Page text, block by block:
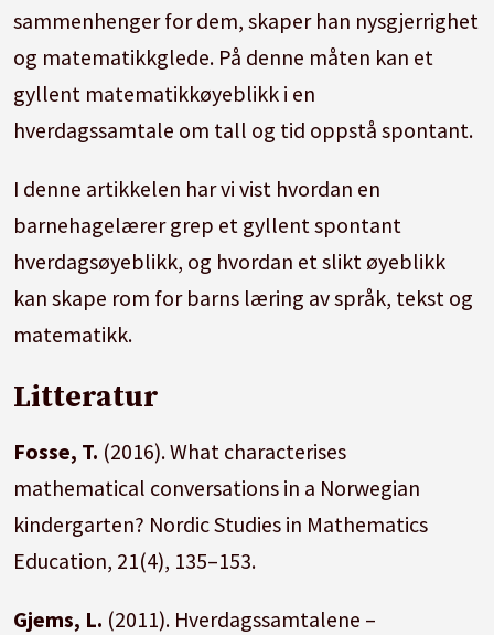
sammenhenger for dem, skaper han nysgjerrighet
og matematikkglede. På denne måten kan et
gyllent matematikkøyeblikk i en
hverdagssamtale om tall og tid oppstå spontant.
I denne artikkelen har vi vist hvordan en
barnehagelærer grep et gyllent spontant
hverdagsøyeblikk, og hvordan et slikt øyeblikk
kan skape rom for barns læring av språk, tekst og
matematikk.
Litteratur
Fosse, T. (2016). What characterises
mathematical conversations in a Norwegian
kindergarten? Nordic Studies in Mathematics
Education, 21(4), 135–153.
Gjems, L. (2011). Hverdagssamtalene –